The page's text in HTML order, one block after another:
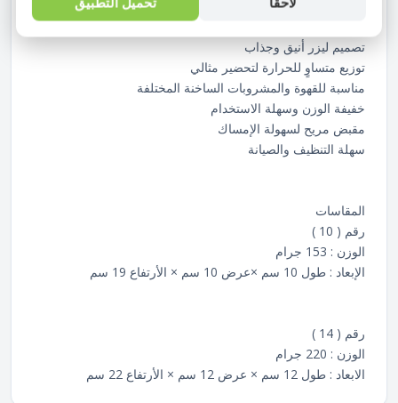
مصنوعة من الألومنيوم المتين عالي الجودة
تصميم ليزر أنيق وجذاب
توزيع متساوٍ للحرارة لتحضير مثالي
مناسبة للقهوة والمشروبات الساخنة المختلفة
خفيفة الوزن وسهلة الاستخدام
مقبض مريح لسهولة الإمساك
سهلة التنظيف والصيانة
المقاسات
رقم ( 10 )
الوزن : 153 جرام
الإبعاد : طول 10 سم ×عرض 10 سم × الأرتفاع 19 سم
رقم ( 14 )
الوزن : 220 جرام
الابعاد : طول 12 سم × عرض 12 سم × الأرتفاع 22 سم